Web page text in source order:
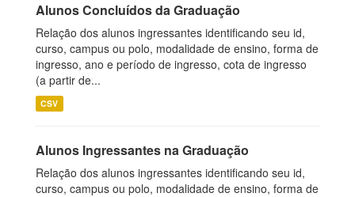
Alunos Concluídos da Graduação
Relação dos alunos ingressantes identificando seu id,
curso, campus ou polo, modalidade de ensino, forma de
ingresso, ano e período de ingresso, cota de ingresso
(a partir de...
CSV
Alunos Ingressantes na Graduação
Relação dos alunos ingressantes identificando seu id,
curso, campus ou polo, modalidade de ensino, forma de